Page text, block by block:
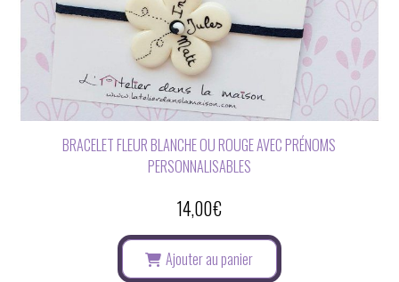
BRACELET FLEUR BLANCHE OU ROUGE AVEC PRÉNOMS
PERSONNALISABLES
14,00€
Ajouter au panier